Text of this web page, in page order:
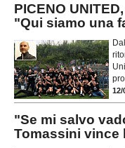
PICENO
"Qui siamo una
12/
"Se mi salvo
Tomassini vince